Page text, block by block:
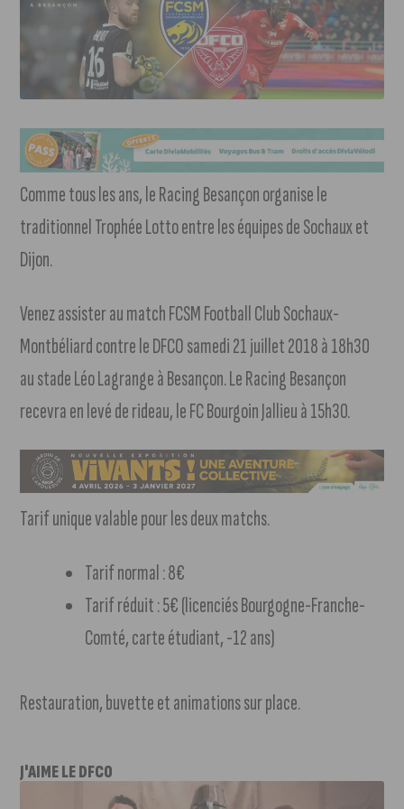
Comme tous les ans, le Racing Besançon organise le
traditionnel Trophée Lotto entre les équipes de Sochaux et
Dijon.
Venez assister au match FCSM Football Club Sochaux-
Montbéliard contre le DFCO samedi 21 juillet 2018 à 18h30
au stade Léo Lagrange à Besançon. Le Racing Besançon
recevra en levé de rideau, le FC Bourgoin Jallieu à 15h30.
Tarif unique valable pour les deux matchs.
Tarif normal : 8€
Tarif réduit : 5€ (licenciés Bourgogne-Franche-
Comté, carte étudiant, -12 ans)
Restauration, buvette et animations sur place.
J'AIME LE DFCO